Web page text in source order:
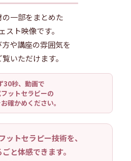
の一部をまとめた
スト映像です。
や講座の雰囲気を
いただけます。
30秒、動画で
ットセラピーの
確かめください。
ットセラピー技術を、
と体感できます。